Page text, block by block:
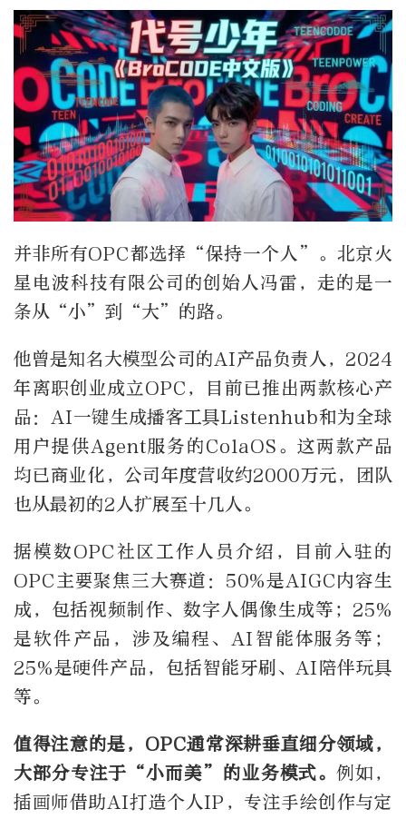
并非所有OPC都选择“保持一个人”。北京火
星电波科技有限公司的创始人冯雷，走的是一
条从“小”到“大”的路。
他曾是知名大模型公司的AI产品负责人，2024
年离职创业成立OPC，目前已推出两款核心产
品：AI一键生成播客工具Listenhub和为全球
用户提供Agent服务的ColaOS。这两款产品
均已商业化，公司年度营收约2000万元，团队
也从最初的2人扩展至十几人。
据模数OPC社区工作人员介绍，目前入驻的
OPC主要聚焦三大赛道：50%是AIGC内容生
成，包括视频制作、数字人偶像生成等；25%
是软件产品，涉及编程、AI智能体服务等；
25%是硬件产品，包括智能牙刷、AI陪伴玩具
等。
值得注意的是，OPC通常深耕垂直细分领域，
大部分专注于“小而美”的业务模式。例如，
插画师借助AI打造个人IP，专注手绘创作与定